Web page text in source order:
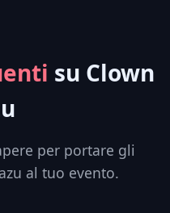
su Clown
per portare gli
al tuo evento.